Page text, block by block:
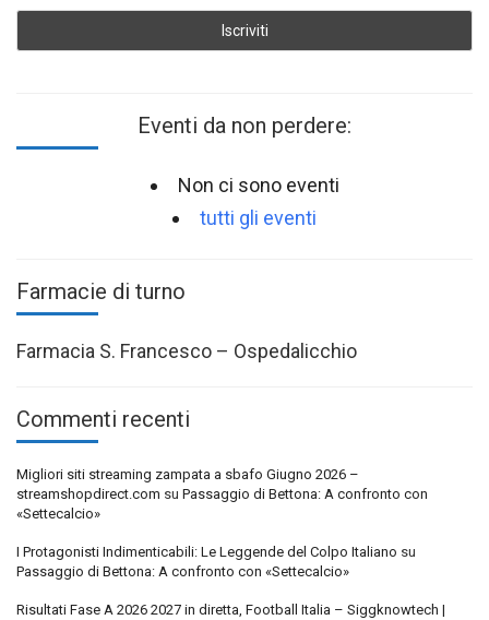
Eventi da non perdere:
Non ci sono eventi
tutti gli eventi
Farmacie di turno
Farmacia S. Francesco – Ospedalicchio
Commenti recenti
Migliori siti streaming zampata a sbafo Giugno 2026 –
streamshopdirect.com su Passaggio di Bettona: A confronto con
«Settecalcio»
I Protagonisti Indimenticabili: Le Leggende del Colpo Italiano su
Passaggio di Bettona: A confronto con «Settecalcio»
Risultati Fase A 2026 2027 in diretta, Football Italia – Siggknowtech |